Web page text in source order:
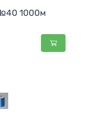
1000м